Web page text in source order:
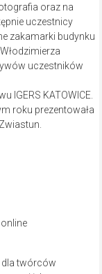
oraz na
uczestnicy
zakamarki budynku
uczestników
IGERS KATOWICE.
roku prezentowała
dla twórców